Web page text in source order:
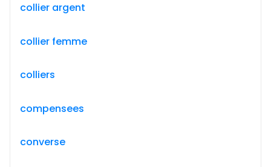
collier argent
collier femme
colliers
compensees
converse